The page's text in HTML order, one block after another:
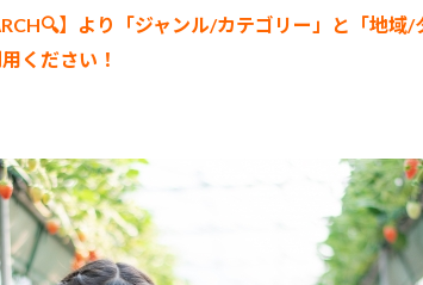
】より「ジャンル/カテゴリー 」と「地域/
ください！